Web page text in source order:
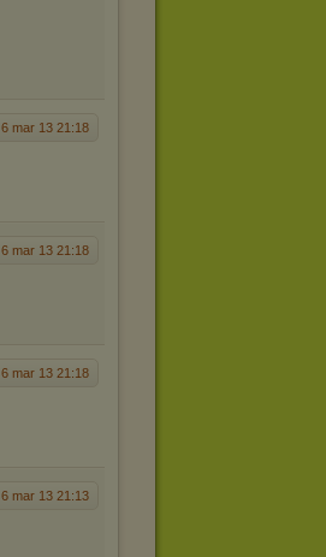
6 mar 13 21:18
6 mar 13 21:18
6 mar 13 21:18
6 mar 13 21:13